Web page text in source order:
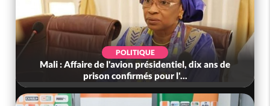
POLITIQUE
Mali : Affaire de l'avion présidentiel, dix ans de
prison confirmés pour l'...